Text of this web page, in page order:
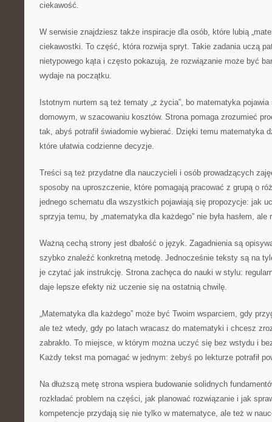
ciekawość.
W serwisie znajdziesz także inspiracje dla osób, które lubią
ciekawostki. To część, która rozwija spryt. Takie zadania uczą
nietypowego kąta i często pokazują, że rozwiązanie może być
wydaje na początku.
Istotnym nurtem są też tematy „z życia”, bo matematyka
domowym, w szacowaniu kosztów. Strona pomaga zrozumieć
tak, abyś potrafił świadomie wybierać. Dzięki temu matematyka
które ułatwia codzienne decyzje.
Treści są też przydatne dla nauczycieli i osób prowadzących
sposoby na uproszczenie, które pomagają pracować z grupą o
jednego schematu dla wszystkich pojawiają się propozycje: jak
sprzyja temu, by „matematyka dla każdego” nie była hasłem, ale
Ważną cechą strony jest dbałość o język. Zagadnienia są
szybko znaleźć konkretną metodę. Jednocześnie teksty są na
je czytać jak instrukcję. Strona zachęca do nauki w stylu:
daje lepsze efekty niż uczenie się na ostatnią chwilę.
„Matematyka dla każdego” może być Twoim wsparciem, gdy
ale też wtedy, gdy po latach wracasz do matematyki i chcesz
zabrakło. To miejsce, w którym można uczyć się bez wstydu i
Każdy tekst ma pomagać w jednym: żebyś po lekturze potrafił
Na dłuższą metę strona wspiera budowanie solidnych
rozkładać problem na części, jak planować rozwiązanie i jak
kompetencje przydają się nie tylko w matematyce, ale też w